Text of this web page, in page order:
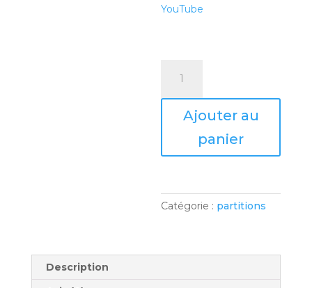
YouTube
Les
larmes
doucement
visage
Ajouter au
panier
Catégorie : partitions
Description